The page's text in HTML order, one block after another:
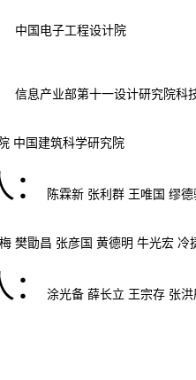
中国电子工程设计院
信息产业部第十一设计研究院科
中国建筑科学研究院
陈霖新 张利群 王唯国 缪德
樊勖昌 张彦国 黄德明 牛光宏 冷
涂光备 薛长立 王宗存 张